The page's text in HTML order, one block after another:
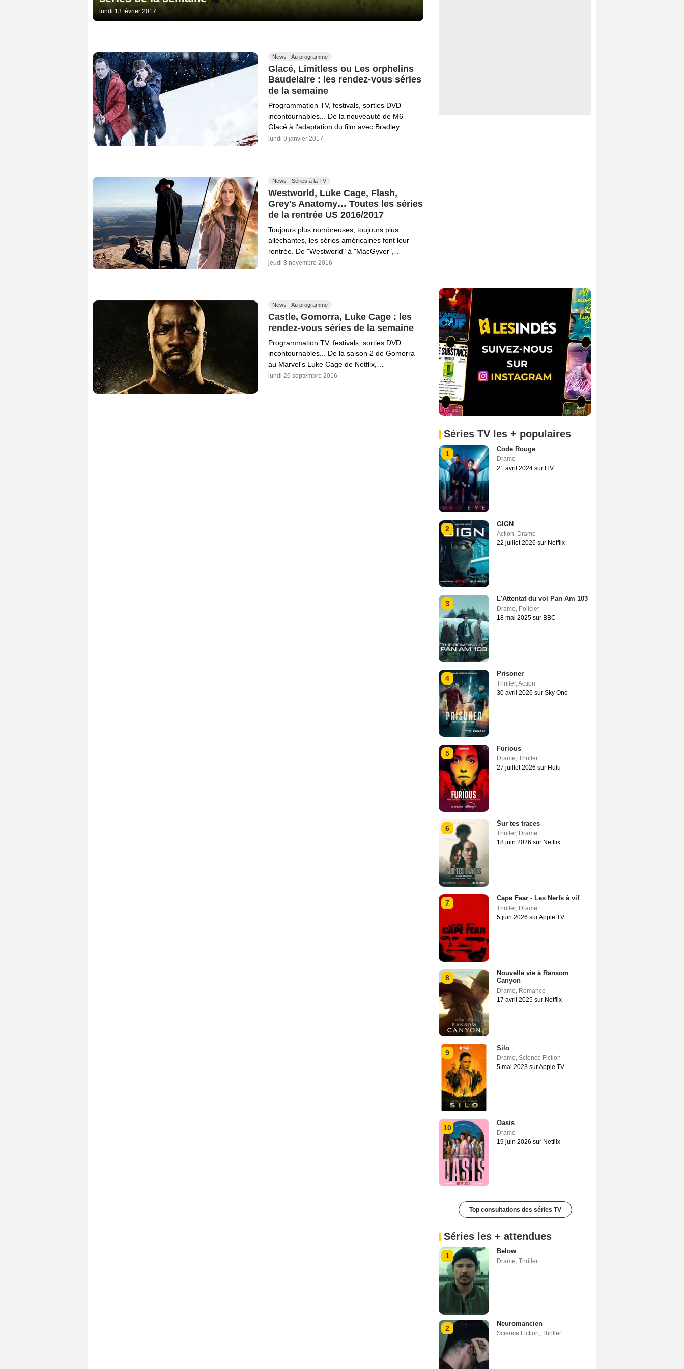
lundi 13 février 2017
News - Au programme
Glacé, Limitless ou Les orphelins
Baudelaire : les rendez-vous séries
de la semaine
Programmation TV, festivals, sorties DVD
incontournables... De la nouveauté de M6
Glacé à l'adaptation du film avec Bradley…
lundi 9 janvier 2017
News - Séries à la TV
Westworld, Luke Cage, Flash,
Grey's Anatomy… Toutes les séries
de la rentrée US 2016/2017
Toujours plus nombreuses, toujours plus
alléchantes, les séries américaines font leur
rentrée. De "Westworld" à "MacGyver",…
jeudi 3 novembre 2016
News - Au programme
Castle, Gomorra, Luke Cage : les
rendez-vous séries de la semaine
Programmation TV, festivals, sorties DVD
incontournables... De la saison 2 de Gomorra
au Marvel's Luke Cage de Netflix,…
lundi 26 septembre 2016
Séries TV les + populaires
1
Code Rouge
Drame
21 avril 2024 sur ITV
2
GIGN
Action, Drame
22 juillet 2026 sur Netflix
3
L'Attentat du vol Pan Am 103
Drame, Policier
18 mai 2025 sur BBC
4
Prisoner
Thriller,Action
30 avril 2026 sur Sky One
5
Furious
Drame, Thriller
27 juillet 2026 sur Hulu
6
Sur tes traces
Thriller, Drame
18 juin 2026 sur Netflix
7
Cape Fear - Les Nerfs à vif
Thriller, Drame
5 juin 2026 sur Apple TV
8
Nouvelle vie à Ransom
Canyon
Drame, Romance
17 avril 2025 sur Netflix
9
Silo
Drame, Science Fiction
5 mai 2023 sur Apple TV
10
Oasis
Drame
19 juin 2026 sur Netflix
Top consultations des séries TV
Séries les + attendues
1
Below
Drame, Thriller
2
Neuromancien
Science Fiction, Thriller